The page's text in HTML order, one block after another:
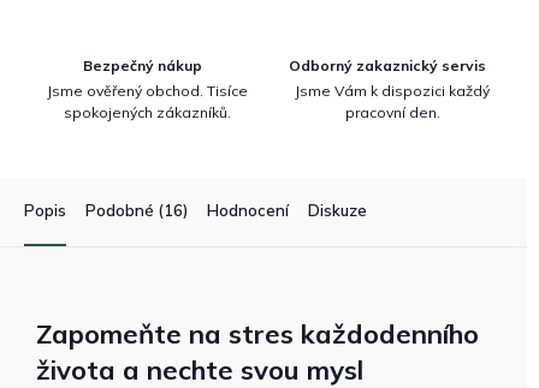
Bezpečný nákup
Jsme ověřený obchod. Tisíce
spokojených zákazníků.
Odborný zakaznický servis
Jsme Vám k dispozici každý
pracovní den.
Popis Podobné (16) Hodnocení Diskuze
Zapomeňte na stres každodenního
života a nechte svou mysl